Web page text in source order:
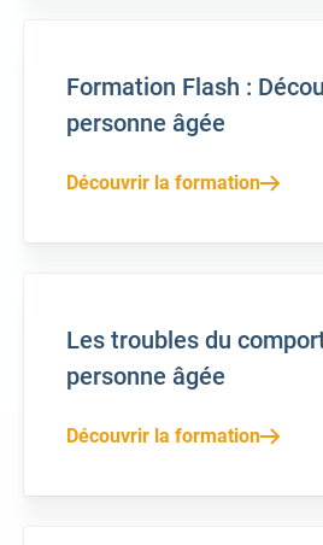
Formation Flash :
personne âgée
Découvrir la formation
Les troubles du
personne âgée
Découvrir la formation